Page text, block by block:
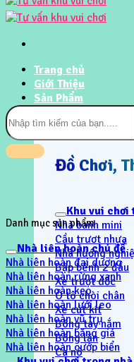
Trang chủ
Giới Thiệu
Sản Phẩm
Đồ Chơi,
Khu vui chơi
Nhà banh mini
Cầu trươt nhựa
Nhà hướng
Bập bênh 2 đầu
Xe trượt dốc
Ô tô chòi chân
Xe cút kít
Bóng tay nắm
Bóng lăn
Ca nô
Tìm
kiếm:
Danh mục sản phẩm
Nhà liên hoàn chủ đề
Nhà liên hoàn đại dương
Nhà liên hoàn rừng xanh
Nhà liên hoàn kẹo
Nhà liên hoàn lưới leo
Nhà liên hoàn vũ trụ
Nhà liên hoàn băng giá
Nhà liên hoàn cướp biển